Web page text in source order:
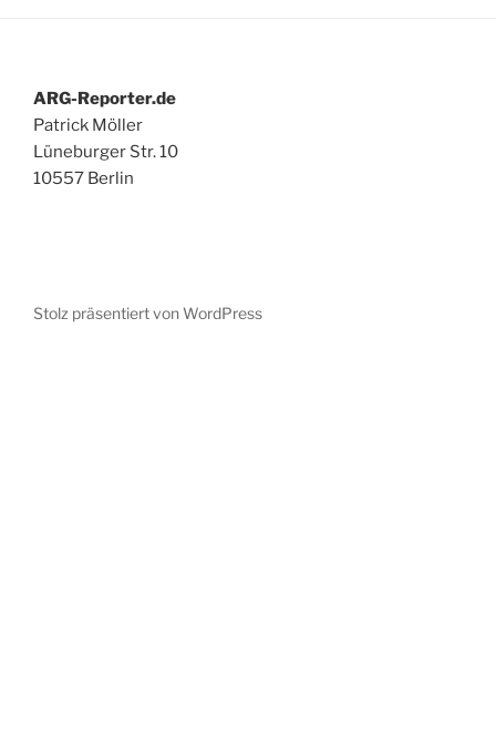
ARG-Reporter.de
Patrick Möller
Lüneburger Str. 10
10557 Berlin
Stolz präsentiert von WordPress